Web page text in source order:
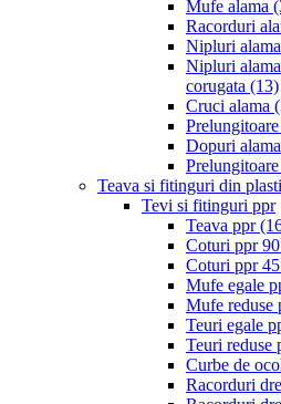
Mufe alama
Racorduri
Nipluri alama
Nipluri
corugata (13)
Cruci alama
Prelungitoare
Dopuri alama
Prelungitoare
Teava si fitinguri din
Tevi si fitinguri ppr
Teava ppr
Coturi ppr
Coturi ppr
Mufe egale
Mufe reduse
Teuri egale
Teuri reduse
Curbe de
Racorduri